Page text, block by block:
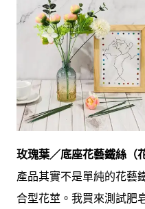
玫瑰葉／底座花藝鐵絲（
產品其實不是單純的花藝
合型花莖。我買來測試肥